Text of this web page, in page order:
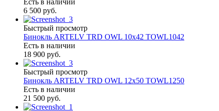
Есть в наличии
6 500 руб.
Быстрый просмотр
Бинокль ARTELV TRD OWL 10x42 TOWL1042
Есть в наличии
18 900 руб.
Быстрый просмотр
Бинокль ARTELV TRD OWL 12x50 TOWL1250
Есть в наличии
21 500 руб.